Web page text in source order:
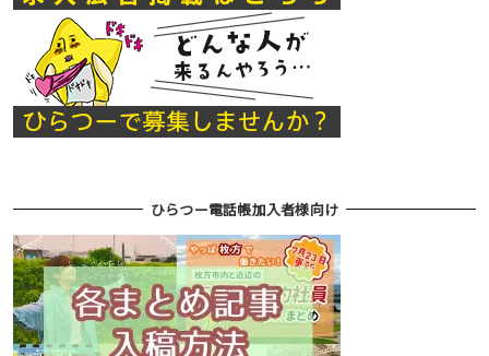
ひらつー電話帳加入者様向け